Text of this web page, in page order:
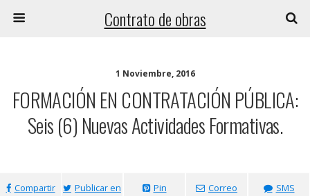
Contrato de obras
1 Noviembre, 2016
FORMACIÓN EN CONTRATACIÓN PÚBLICA:
Seis (6) Nuevas Actividades Formativas.
Compartir
Publicar en
Pin
Correo
SMS